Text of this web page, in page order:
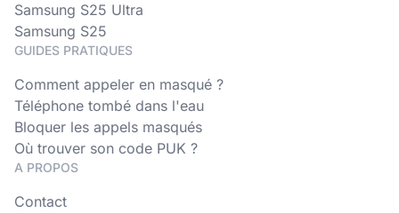
Samsung S25 Ultra
Samsung S25
GUIDES PRATIQUES
Comment appeler en masqué ?
Téléphone tombé dans l'eau
Bloquer les appels masqués
Où trouver son code PUK ?
A PROPOS
Contact